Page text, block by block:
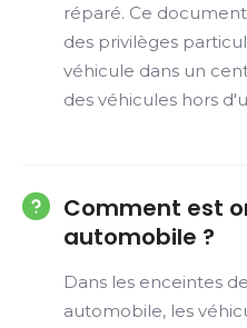
réparé. Ce
des privilèges
véhicule dans un
des véhicules hors
Comment est
automobile ?
Dans les enceintes
automobile, les